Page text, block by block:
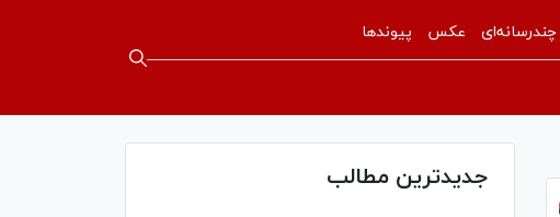
چندرسانه‌ای عکس پیوندها
جدیدترین مطالب